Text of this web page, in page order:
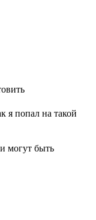
я попал на такой
могут быть